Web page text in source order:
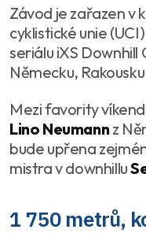
Závod je zařazen v
cyklistické unie
seriálu iXS Downhill
Německu,
Mezi favority
Lino Neumannz
bude upřena
mistra v downhillu
1 750 metrů,